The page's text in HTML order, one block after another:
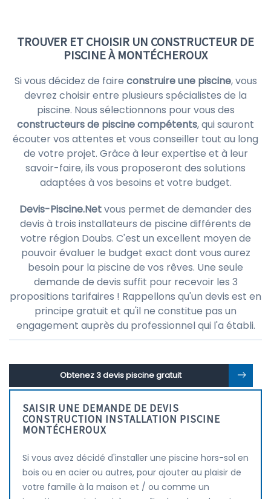
TROUVER ET CHOISIR UN CONSTRUCTEUR DE
PISCINE À MONTÉCHEROUX
Si vous décidez de faire construire une piscine, vous
devrez choisir entre plusieurs spécialistes de la
piscine. Nous sélectionnons pour vous des
constructeurs de piscine compétents, qui sauront
écouter vos attentes et vous conseiller tout au long
de votre projet. Grâce à leur expertise et à leur
savoir-faire, ils vous proposeront des solutions
adaptées à vos besoins et votre budget.
Devis-Piscine.Netvous permet de demander des
devis à trois installateurs de piscine différents de
votre région Doubs. C'est un excellent moyen de
pouvoir évaluer le budget exact dont vous aurez
besoin pour la piscine de vos rêves. Une seule
demande de devis suffit pour recevoir les 3
propositions tarifaires ! Rappellons qu'un devis est en
principe gratuit et qu'il ne constitue pas un
engagement auprès du professionnel qui l'a établi.
Obtenez 3 devis piscine gratuit
SAISIR UNE DEMANDE DE DEVIS
CONSTRUCTION INSTALLATION PISCINE
MONTÉCHEROUX
Si vous avez décidé d'installer une piscine hors-sol en
bois ou en acier ou autres, pour ajouter au plaisir de
votre famille à la maison et / ou comme un